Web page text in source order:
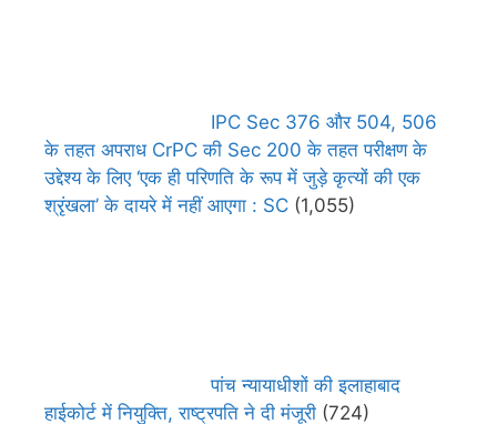
IPC Sec 376 और 504, 506
के तहत अपराध CrPC की Sec 200 के तहत परीक्षण के
उद्देश्य के लिए ‘एक ही परिणति के रूप में जुड़े कृत्यों की एक
श्रृंखला’ के दायरे में नहीं आएगा : SC (1,055)
पांच न्यायाधीशों की इलाहाबाद
हाईकोर्ट में नियुक्ति, राष्ट्रपति ने दी मंजूरी (724)